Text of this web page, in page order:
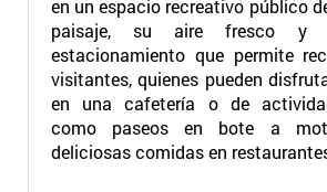
en un espacio recreativo público
paisaje, su aire fresco y
estacionamiento que permite
visitantes, quienes pueden
en una cafetería o de
como paseos en bote a
deliciosas comidas en